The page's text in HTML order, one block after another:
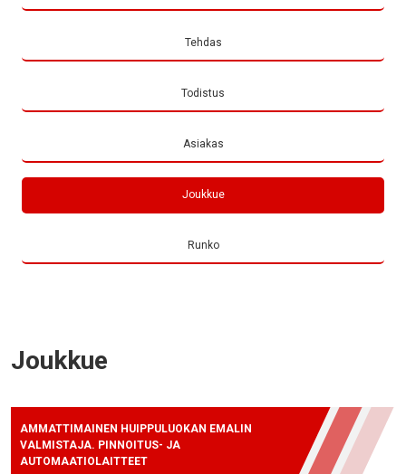
Tehdas
Todistus
Asiakas
Joukkue
Runko
Joukkue
AMMATTIMAINEN HUIPPULUOKAN EMALIN
VALMISTAJA. PINNOITUS- JA
AUTOMAATIOLAITTEET